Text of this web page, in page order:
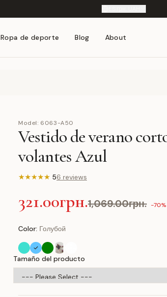
Ropa de deporte Blog About
Model: 6063-A50
Vestido de verano
volantes Azul
★★★★★ 56 reviews
321.00грн.1,069.00грн. -70%
Color: Голубой
Tamaño del producto